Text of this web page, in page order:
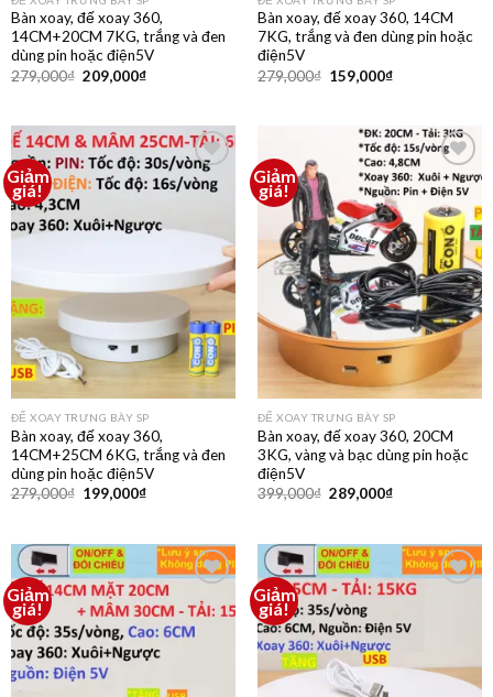
Bàn xoay, đế xoay 360,
14CM+20CM 7KG, trắng và đen
dùng pin hoặc điện5V
279,000₫ 209,000₫
Bàn xoay, đế xoay 360, 14CM
7KG, trắng và đen dùng pin hoặc
điện5V
279,000₫ 159,000₫
Giảm
giá!
Thêm
vào
ĐẾ XOAY TRƯNG BÀY SP
Bàn xoay, đế xoay 360,
14CM+25CM 6KG, trắng và đen
dùng pin hoặc điện5V
279,000₫ 199,000₫
Giảm
giá!
Thêm
vào
yêu
thích
ĐẾ XOAY TRƯNG BÀY SP
Bàn xoay, đế xoay 360, 20CM
3KG, vàng và bạc dùng pin hoặc
điện5V
399,000₫ 289,000₫
Giảm
giá!
Thêm
vào
Giảm
giá!